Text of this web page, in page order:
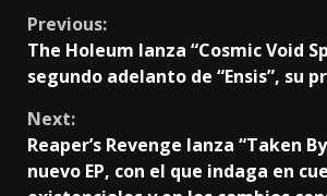
Continue
Reading
Previous:
The Holeum lanza “Cosmic Void
segundo adelanto de “Ensis”, su
Next:
Reaper’s Revenge lanza “Taken
nuevo EP, con el que indaga en